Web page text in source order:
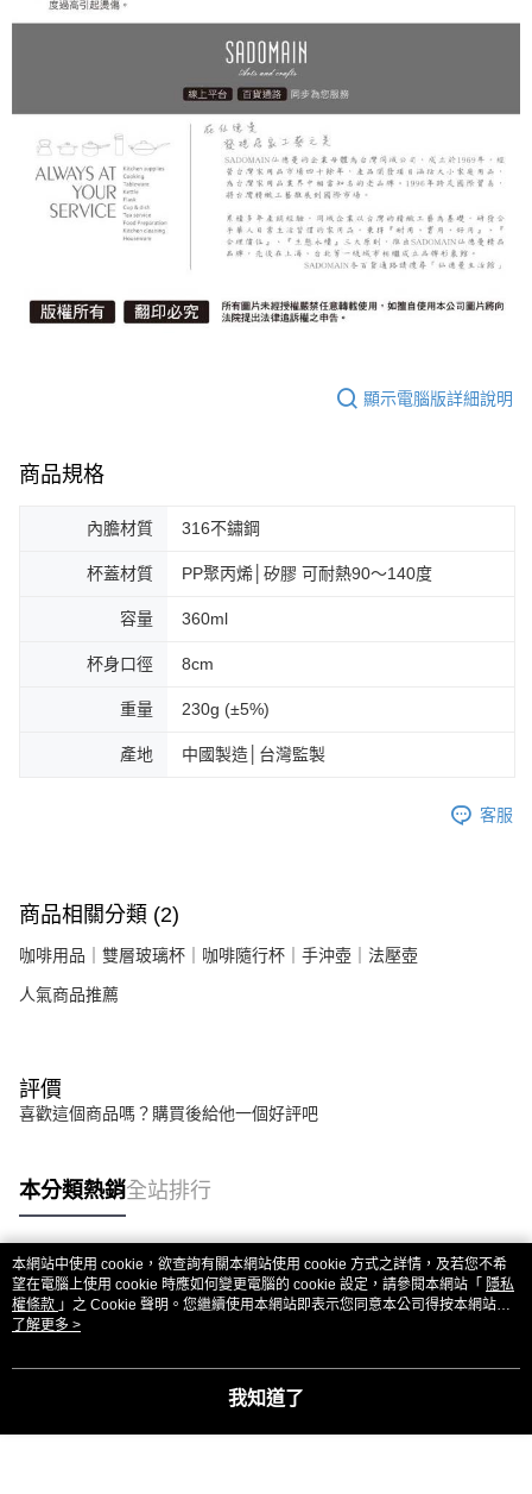
顯示電腦版詳細說明
商品規格
內膽材質 316不鏽鋼
杯蓋材質 PP聚丙烯│矽膠 可耐熱90～140度
容量 360ml
杯身口徑 8cm
重量 230g (±5%)
產地 中國製造│台灣監製
客服
商品相關分類 (2)
咖啡用品｜雙層玻璃杯｜咖啡隨行杯｜手沖壺｜法壓壺
人氣商品推薦
評價
喜歡這個商品嗎？購買後給他一個好評吧
本分類熱銷全站排行
熱門標籤
本網站中使用 cookie，欲查詢有關本網站使用 cookie 方式之詳情，及若您不希
望在電腦上使用 cookie 時應如何變更電腦的 cookie 設定，請參閱本網站「 隱私
權條款 」之 Cookie 聲明。您繼續使用本網站即表示您同意本公司得按本網站使
用條款之 Cookie 聲明使用 cookie。
了解更多 >
我知道了